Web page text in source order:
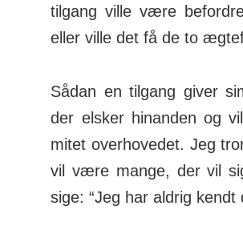
tilgang ville være
eller ville det få de to
Sådan en tilgang giver
der elsker hinanden og
mitet over­hovedet. Jeg
vil være mange, der vil
sige: “Jeg har aldrig kendt